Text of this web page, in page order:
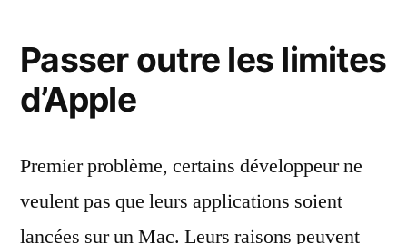
Passer outre les limites
d’Apple
Premier problème, certains développeur ne
veulent pas que leurs applications soient
lancées sur un Mac. Leurs raisons peuvent